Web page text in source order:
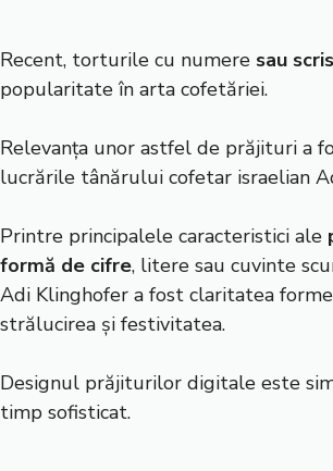
Recent, torturile cu numere sau
popularitate în arta cofetăriei.
Relevanța unor astfel de prăjituri a
lucrările tânărului cofetar israelian
Printre principalele caracteristici ale
formă de cifre, litere sau cuvinte
Adi Klinghofer a fost claritatea
strălucirea și festivitatea.
Designul prăjiturilor digitale este
timp sofisticat.